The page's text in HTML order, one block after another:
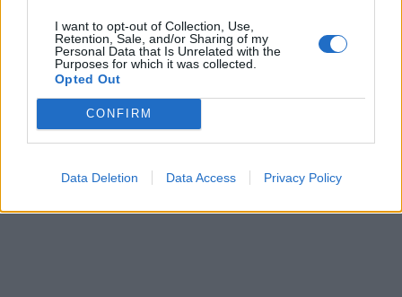
I want to opt-out of Collection, Use,
Retention, Sale, and/or Sharing of my
Personal Data that Is Unrelated with the
Purposes for which it was collected.
Opted Out
CONFIRM
Data Deletion Data Access Privacy Policy